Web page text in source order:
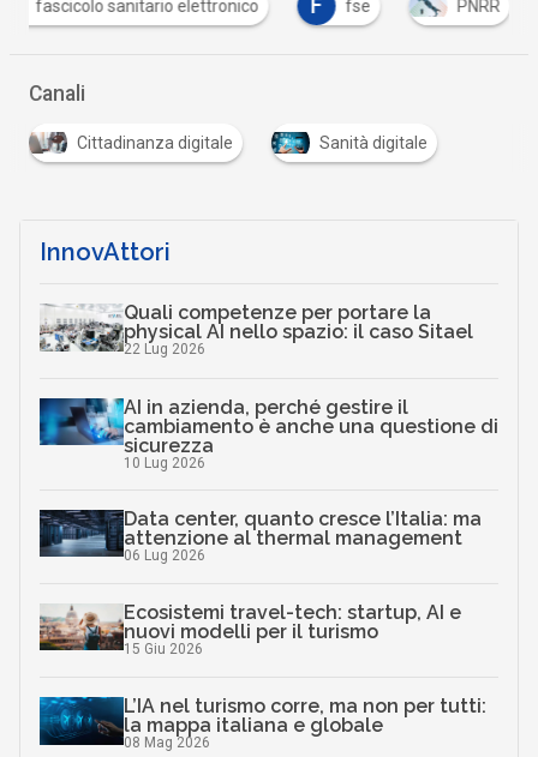
fascicolo sanitario elettronico F fse PNRR
Canali
Cittadinanza digitale Sanità digitale
InnovAttori
Quali competenze per portare la
physical AI nello spazio: il caso Sitael
22 Lug 2026
AI in azienda, perché gestire il
cambiamento è anche una questione di
sicurezza
10 Lug 2026
Data center, quanto cresce l’Italia: ma
attenzione al thermal management
06 Lug 2026
Ecosistemi travel-tech: startup, AI e
nuovi modelli per il turismo
15 Giu 2026
L’IA nel turismo corre, ma non per tutti:
la mappa italiana e globale
08 Mag 2026